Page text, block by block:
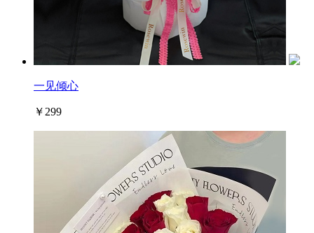
一见倾心
￥299